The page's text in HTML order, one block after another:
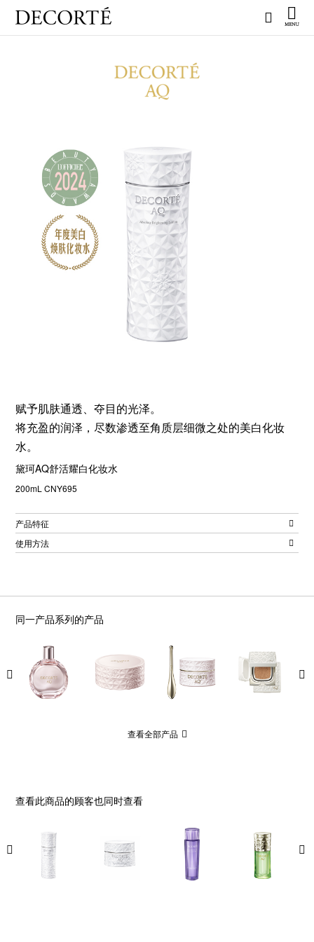
赋予肌肤通透、夺目的光泽。
将充盈的润泽，尽数渗透至角质层细微之处的美白化妆
水。
黛珂AQ舒活耀白化妆水
200mL CNY695
产品特征
使用方法
同一产品系列的产品
查看全部产品
查看此商品的顾客也同时查看